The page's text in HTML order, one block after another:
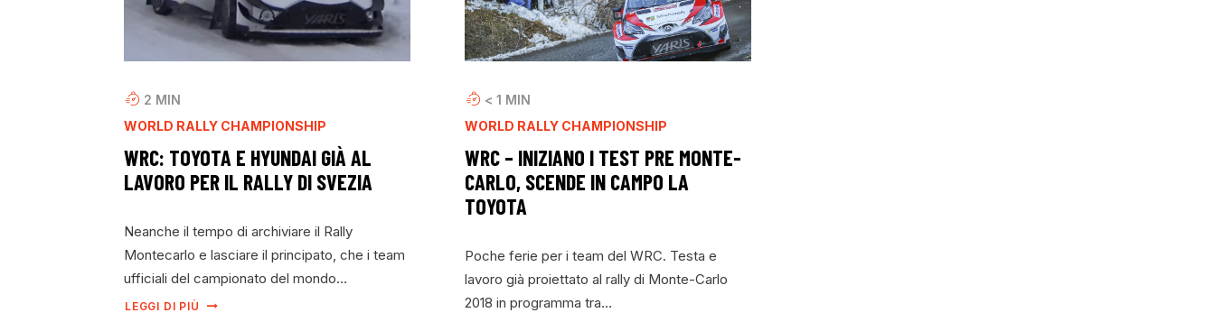
2 MIN
WORLD RALLY CHAMPIONSHIP
WRC: TOYOTA E HYUNDAI GIÀ AL
LAVORO PER IL RALLY DI SVEZIA
Neanche il tempo di archiviare il Rally
Montecarlo e lasciare il principato, che i team
ufficiali del campionato del mondo…
LEGGI DI PIÙ
< 1 MIN
WORLD RALLY CHAMPIONSHIP
WRC – INIZIANO I TEST PRE MONTE-
CARLO, SCENDE IN CAMPO LA
TOYOTA
Poche ferie per i team del WRC. Testa e
lavoro già proiettato al rally di Monte-Carlo
2018 in programma tra…